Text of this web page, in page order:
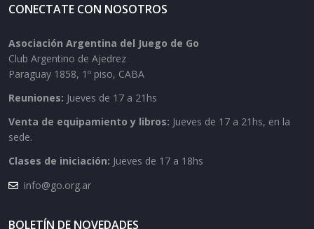
CONECTATE CON NOSOTROS
Asociación Argentina del Juego de Go
Club Argentino de Ajedrez
Paraguay 1858, 1º piso, CABA
Reuniones: Jueves de 17 a 21hs
Venta de equipamiento y libros: Jueves de 17 a 21hs, en la
sede.
Clases de iniciación: Jueves de 17 a 18hs
info@go.org.ar
BOLETÍN DE NOVEDADES